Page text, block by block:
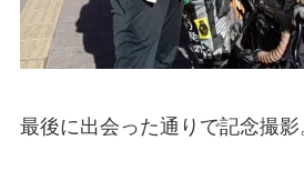
最後に出会った通りで記念撮影